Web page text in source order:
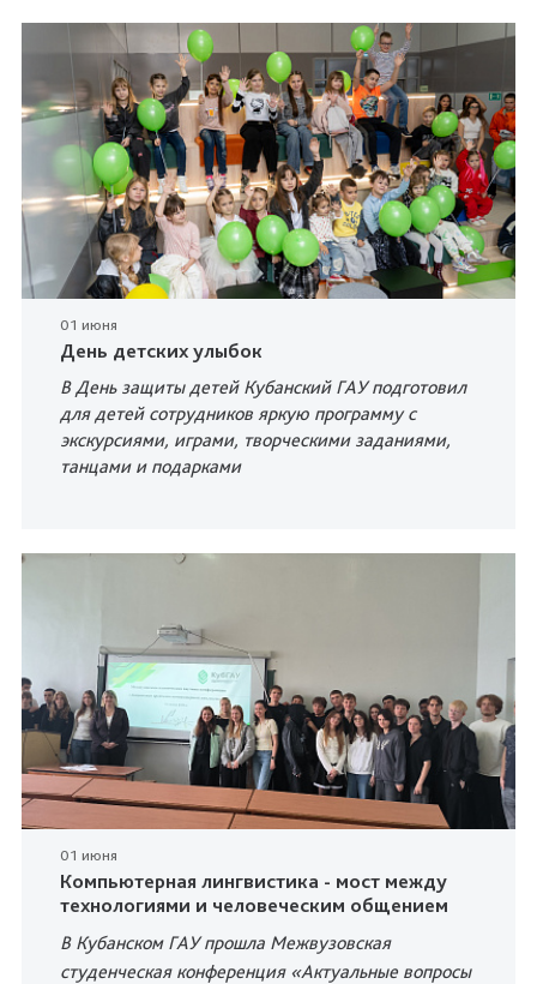
01 июня
День детских улыбок
В День защиты детей Кубанский ГАУ подготовил
для детей сотрудников яркую программу с
экскурсиями, играми, творческими заданиями,
танцами и подарками
01 июня
Компьютерная лингвистика - мост между
технологиями и человеческим общением
В Кубанском ГАУ прошла Межвузовская
студенческая конференция «Актуальные вопросы